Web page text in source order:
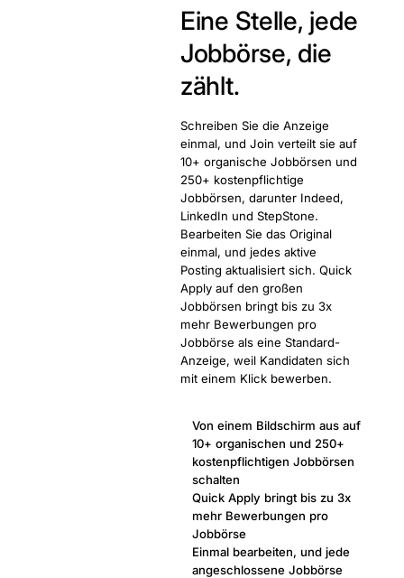
Eine Stelle, jede
Jobbörse, die
zählt.
Schreiben Sie die Anzeige
einmal, und Join verteilt sie auf
10+ organische Jobbörsen und
250+ kostenpflichtige
Jobbörsen, darunter Indeed,
LinkedIn und StepStone.
Bearbeiten Sie das Original
einmal, und jedes aktive
Posting aktualisiert sich. Quick
Apply auf den großen
Jobbörsen bringt bis zu 3x
mehr Bewerbungen pro
Jobbörse als eine Standard-
Anzeige, weil Kandidaten sich
mit einem Klick bewerben.
Von einem Bildschirm aus auf
10+ organischen und 250+
kostenpflichtigen Jobbörsen
schalten
Quick Apply bringt bis zu 3x
mehr Bewerbungen pro
Jobbörse
Einmal bearbeiten, und jede
angeschlossene Jobbörse